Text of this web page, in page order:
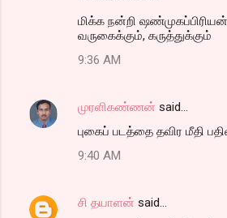
மிக்க நன்றி
வருகைக்கும், கருத்துக்கும்
9:36 AM
முரளிகண்ணன் said…
புகைப் படத்தை தவிர மீதி
9:40 AM
சி தயாளன் said…